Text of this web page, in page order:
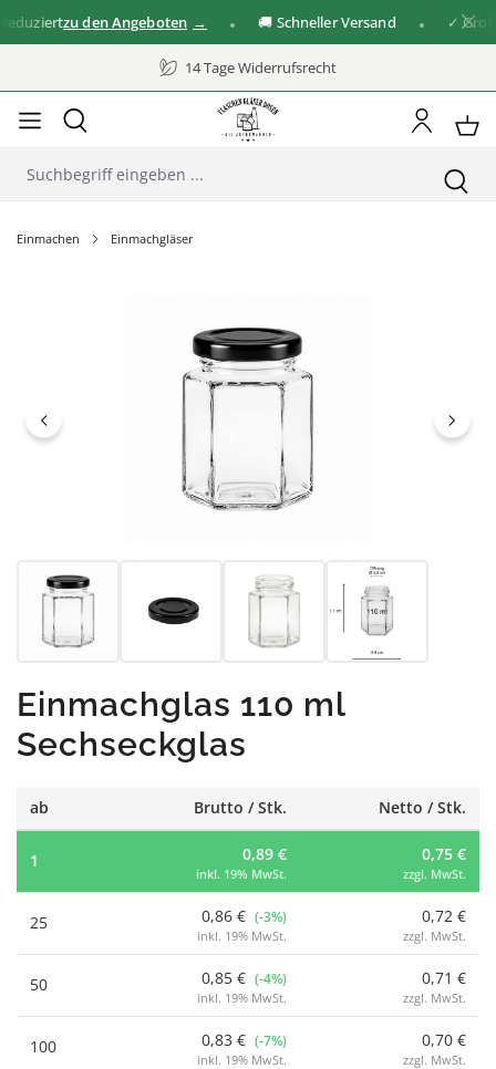
zu den Angeboten 🚚 Schneller Versand ✓ Große
14 Tage Widerrufsrecht
Einmachen Einmachgläser
Einmachglas 110 ml
Sechseckglas
ab Brutto / Stk. Netto / Stk.
1 0,89 €
inkl. 19% MwSt.
0,75 €
zzgl. MwSt.
25 0,86 € (-3%)
inkl. 19% MwSt.
0,72 €
zzgl. MwSt.
50 0,85 € (-4%)
inkl. 19% MwSt.
0,71 €
zzgl. MwSt.
100 0,83 € (-7%)
inkl. 19% MwSt.
0,70 €
zzgl. MwSt.